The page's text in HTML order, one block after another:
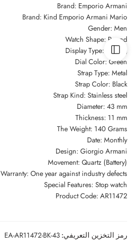
Brand: Emporio Armani
Brand: Kind Emporio Armani Mario
Gender: Men
Watch Shape: Round
Display Type: Analog
Dial Color: Green
Strap Type: Metal
Strap Color: Black
Strap Kind: Stainless steel
Diameter: 43 mm
Thickness: 11 mm
The Weight: 140 Grams
Date: Monthly
Design: Giorgio Armani
Movement: Quartz (Battery)
Warranty: One year against industry defects
Special Features: Stop watch
Product Code: AR11472
رمز التخزين التعريفي:EA-AR11472-BK-43